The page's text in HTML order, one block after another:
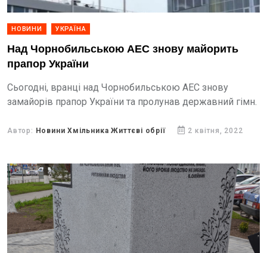
НОВИНИ УКРАЇНА
Над Чорнобильською АЕС знову майорить
прапор України
Сьогодні, вранці над Чорнобильською АЕС знову
замайорів прапор України та пролунав державний гімн.
Автор: Новини Хмільника Життєві обрії 2 квітня, 2022